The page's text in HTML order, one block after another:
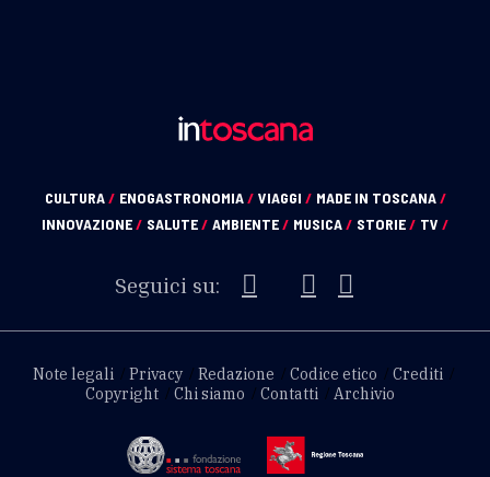
CULTURA/ ENOGASTRONOMIA/ VIAGGI / MADE IN TOSCANA/
INNOVAZIONE/ SALUTE/ AMBIENTE/ MUSICA/ STORIE/ TV /
Seguici su:
Note legali Privacy Redazione Codice etico
Crediti
Copyright
Chi siamo Contatti Archivio